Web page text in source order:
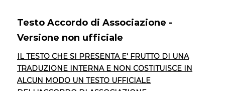
Testo Accordo di Associazione -
Versione non ufficiale
IL TESTO CHE SI PRESENTA E' FRUTTO DI UNA
TRADUZIONE INTERNA E NON COSTITUISCE IN
ALCUN MODO UN TESTO UFFICIALE